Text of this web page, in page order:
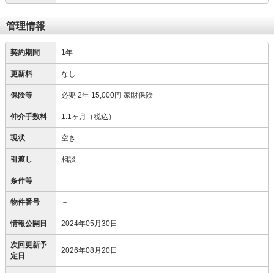
管理情報
契約期間 1年
更新料 なし
保険等 必要 2年 15,000円 家財保険
仲介手数料 1.1ヶ月（税込）
現状 空き
引渡し 相談
条件等 －
物件番号 －
情報公開日 2024年05月30日
次回更新予
定日
2026年08月20日